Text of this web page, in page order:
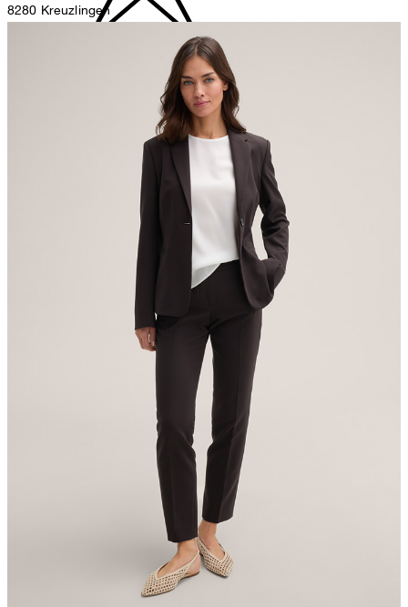
pas de séchage au séchoir
repassage à faible température
8280 Kreuzlingen
contact@strellson.com